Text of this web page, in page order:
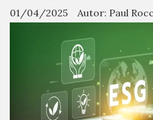
Autor: Paul
01/04/2025